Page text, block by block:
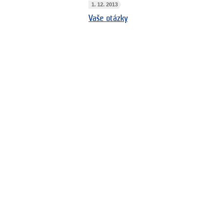
1. 12. 2013
Vaše otázky